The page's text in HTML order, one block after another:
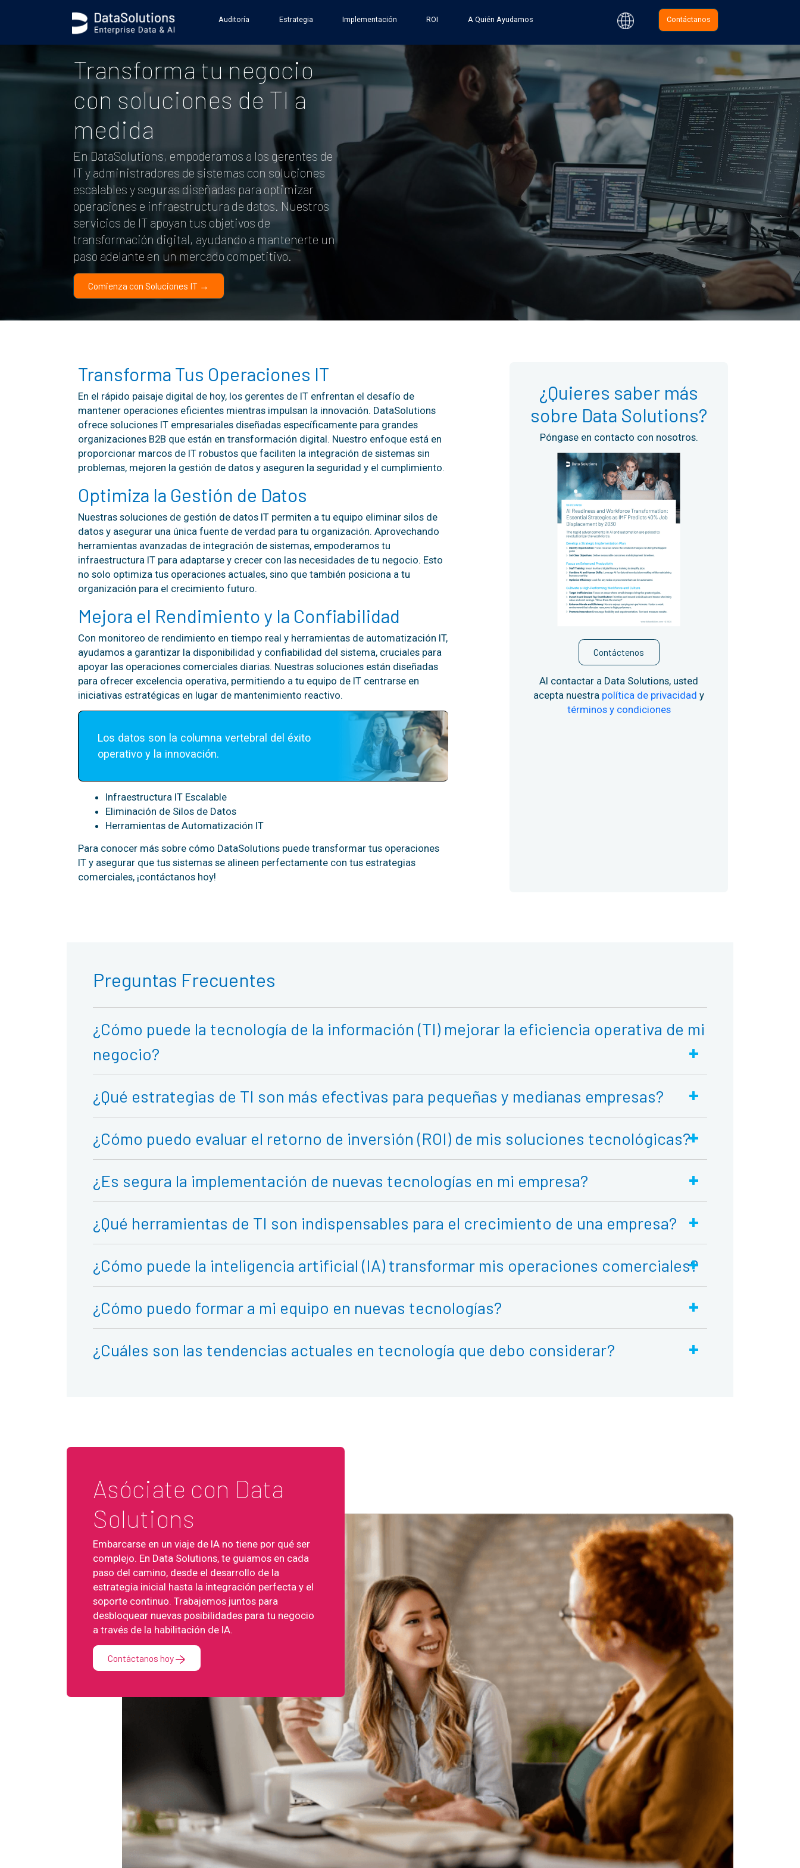
Auditoría Estrategia Implementación ROI A Quién Ayudamos Contáctanos
Transforma tu negocio
con soluciones de TI a
medida
En DataSolutions, empoderamos a los gerentes de
IT y administradores de sistemas con soluciones
escalables y seguras diseñadas para optimizar
operaciones e infraestructura de datos. Nuestros
servicios de IT apoyan tus objetivos de
transformación digital, ayudando a mantenerte un
paso adelante en un mercado competitivo.
Comienza con Soluciones IT →
Transforma Tus Operaciones IT
En el rápido paisaje digital de hoy, los gerentes de IT enfrentan el desafío de
mantener operaciones eficientes mientras impulsan la innovación. DataSolutions
ofrece soluciones IT empresariales diseñadas específicamente para grandes
organizaciones B2B que están en transformación digital. Nuestro enfoque está en
proporcionar marcos de IT robustos que faciliten la integración de sistemas sin
problemas, mejoren la gestión de datos y aseguren la seguridad y el cumplimiento.
Optimiza la Gestión de Datos
Nuestras soluciones de gestión de datos IT permiten a tu equipo eliminar silos de
datos y asegurar una única fuente de verdad para tu organización. Aprovechando
herramientas avanzadas de integración de sistemas, empoderamos tu
infraestructura IT para adaptarse y crecer con las necesidades de tu negocio. Esto
no solo optimiza tus operaciones actuales, sino que también posiciona a tu
organización para el crecimiento futuro.
Mejora el Rendimiento y la Confiabilidad
Con monitoreo de rendimiento en tiempo real y herramientas de automatización IT,
ayudamos a garantizar la disponibilidad y confiabilidad del sistema, cruciales para
apoyar las operaciones comerciales diarias. Nuestras soluciones están diseñadas
para ofrecer excelencia operativa, permitiendo a tu equipo de IT centrarse en
iniciativas estratégicas en lugar de mantenimiento reactivo.
Los datos son la columna vertebral del éxito
operativo y la innovación.
Infraestructura IT Escalable
Eliminación de Silos de Datos
Herramientas de Automatización IT
Para conocer más sobre cómo DataSolutions puede transformar tus operaciones
IT y asegurar que tus sistemas se alineen perfectamente con tus estrategias
comerciales, ¡contáctanos hoy!
¿Quieres saber más
sobre Data Solutions?
Póngase en contacto con nosotros.
Contáctenos
Al contactar a Data Solutions, usted
acepta nuestra política de privacidad y
términos y condiciones
Preguntas Frecuentes
¿Cómo puede la tecnología de la información (TI) mejorar la eficiencia operativa de mi
negocio?
+
¿Qué estrategias de TI son más efectivas para pequeñas y medianas empresas? +
¿Cómo puedo evaluar el retorno de inversión (ROI) de mis soluciones tecnológicas?+
¿Es segura la implementación de nuevas tecnologías en mi empresa? +
¿Qué herramientas de TI son indispensables para el crecimiento de una empresa? +
¿Cómo puede la inteligencia artificial (IA) transformar mis operaciones comerciales?
+
¿Cómo puedo formar a mi equipo en nuevas tecnologías? +
¿Cuáles son las tendencias actuales en tecnología que debo considerar? +
Asóciate con Data
Solutions
Embarcarse en un viaje de IA no tiene por qué ser
complejo. En Data Solutions, te guiamos en cada
paso del camino, desde el desarrollo de la
estrategia inicial hasta la integración perfecta y el
soporte continuo. Trabajemos juntos para
desbloquear nuevas posibilidades para tu negocio
a través de la habilitación de IA.
Contáctanos hoy